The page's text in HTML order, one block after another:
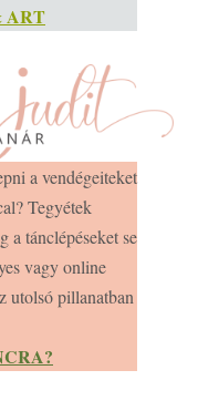
ART
a vendégeiteket
Tegyétek
a tánclépéseket se
vagy online
utolsó pillanatban